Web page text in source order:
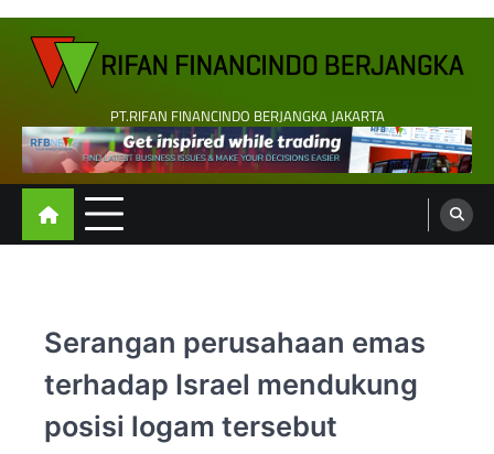
Skip
content
PT.RIFAN FINANCINDO BERJANGKA JAKARTA
Serangan perusahaan emas
terhadap Israel mendukung
posisi logam tersebut